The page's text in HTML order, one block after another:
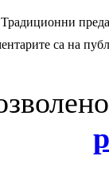
са на